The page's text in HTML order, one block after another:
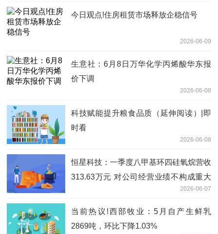
今日观点!住房租赁市场释放企稳信号
2026-06-09
生意社：6月8日万华化学丙烯酸华东报
价下调
2026-06-08
科技赋能提升粮食品质（延伸阅读）|即
时看
2026-06-08
恒星科技：一季度八甲基环四硅氧烷营收
313.63万元 对公司经营业绩不构成重大
2026-06-07
当前热议!西部牧业：5月自产生鲜乳
2869吨，环比下降1.03%